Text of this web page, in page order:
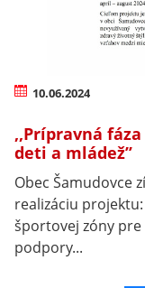
10.06.2024
,,Prípravná
deti a mládež’’
Obec Šamudovce
realizáciu
športovej zóny pre
podpory...